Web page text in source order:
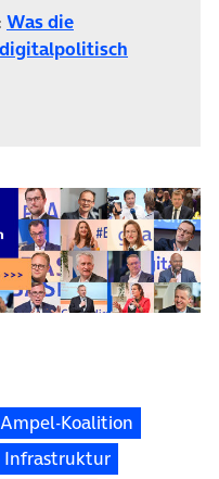
: Was die
Ampel-Koalition
Infrastruktur